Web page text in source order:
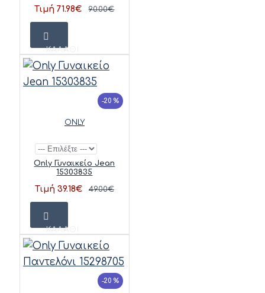
Τιμή 71.98€ 90.00€
ΚΑΛΆΘΙ
-20 %
ONLY
Only Γυναικείο Jean
15303835
Τιμή 39.18€ 49.00€
ΚΑΛΆΘΙ
-20 %